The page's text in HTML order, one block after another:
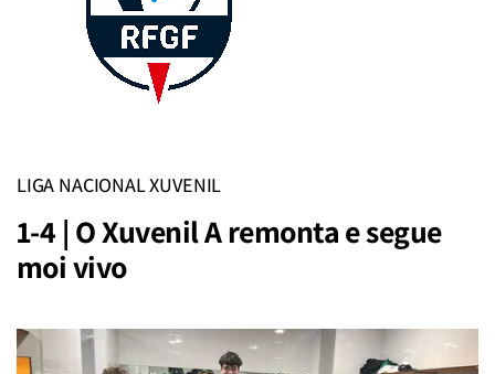
LIGA NACIONAL XUVENIL
1-4 | O Xuvenil A remonta e segue
moi vivo